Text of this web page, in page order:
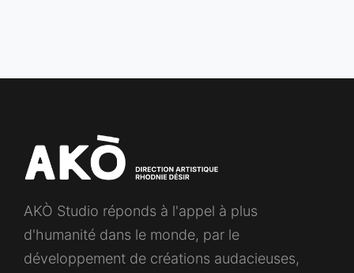
AKÒ Studio réponds à l'appel à plus
d'humanité dans le monde, par le
développement de créations audacieuses,